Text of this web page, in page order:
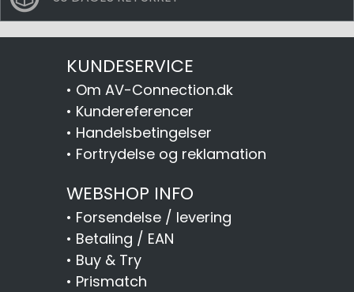
KUNDESERVICE
• Om AV-Connection.dk
• Kundereferencer
• Handelsbetingelser
• Fortrydelse og reklamation
WEBSHOP INFO
• Forsendelse / levering
• Betaling / EAN
• Buy & Try
• Prismatch